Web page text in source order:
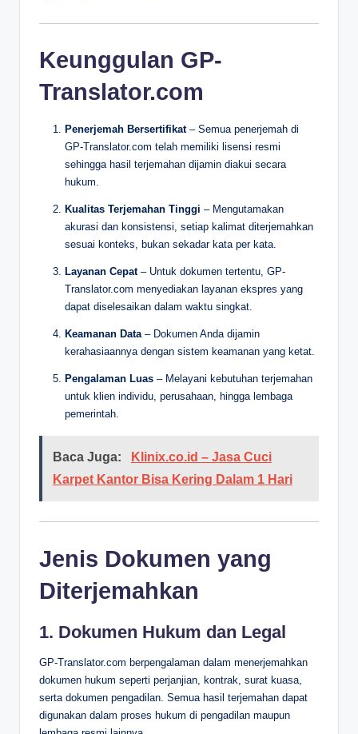
Keunggulan GP-
Translator.com
Penerjemah Bersertifikat– Semua penerjemah di
GP-Translator.com telah memiliki lisensi resmi
sehingga hasil terjemahan dijamin diakui secara
hukum.
Kualitas Terjemahan Tinggi – Mengutamakan
akurasi dan konsistensi, setiap kalimat diterjemahkan
sesuai konteks, bukan sekadar kata per kata.
Layanan Cepat– Untuk dokumen tertentu, GP-
Translator.com menyediakan layanan ekspres yang
dapat diselesaikan dalam waktu singkat.
Keamanan Data– Dokumen Anda dijamin
kerahasiaannya dengan sistem keamanan yang ketat.
Pengalaman Luas – Melayani kebutuhan terjemahan
untuk klien individu, perusahaan, hingga lembaga
pemerintah.
Baca Juga:
Klinix.co.id – Jasa Cuci
Karpet Kantor Bisa Kering Dalam 1 Hari
Jenis Dokumen yang
Diterjemahkan
1. Dokumen Hukum dan Legal
GP-Translator.com berpengalaman dalam menerjemahkan
dokumen hukum seperti perjanjian, kontrak, surat kuasa,
serta dokumen pengadilan. Semua hasil terjemahan dapat
digunakan dalam proses hukum di pengadilan maupun